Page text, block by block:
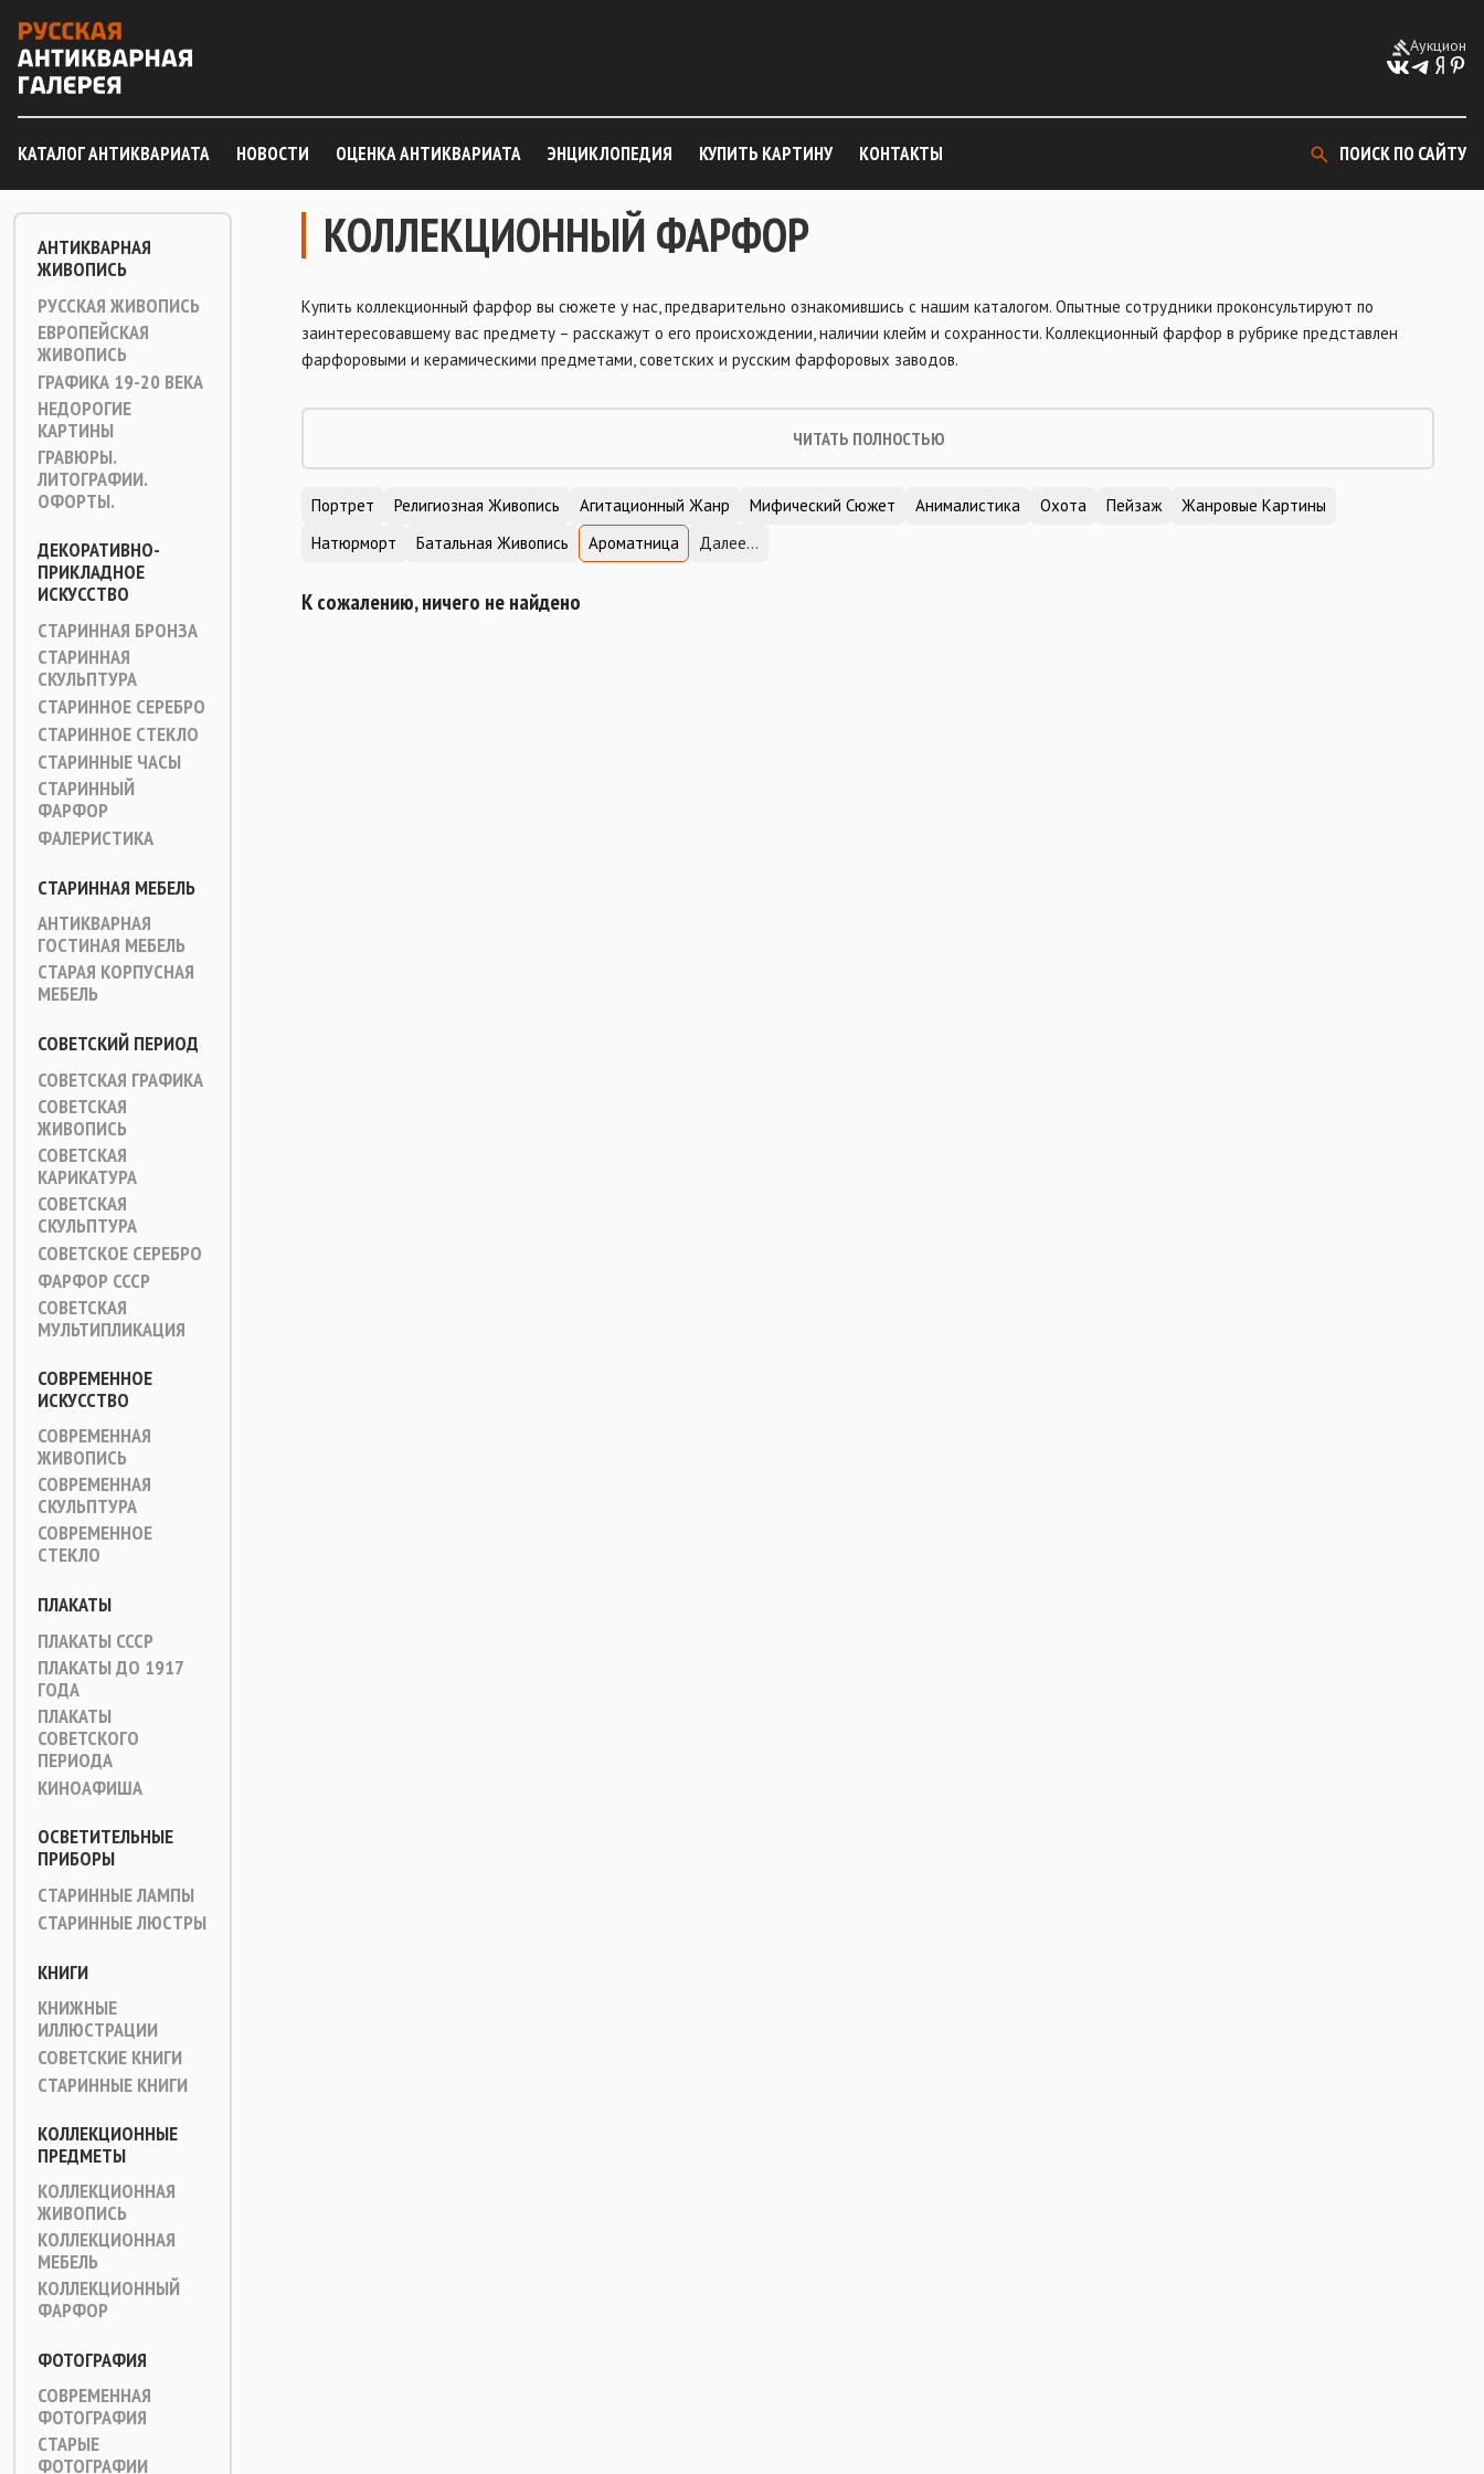
Аукцион
КАТАЛОГ АНТИКВАРИАТА НОВОСТИ ОЦЕНКА АНТИКВАРИАТА ЭНЦИКЛОПЕДИЯ КУПИТЬ КАРТИНУ КОНТАКТЫ ПОИСК ПО САЙТУ
АНТИКВАРНАЯ
ЖИВОПИСЬ
РУССКАЯ ЖИВОПИСЬ
ЕВРОПЕЙСКАЯ
ЖИВОПИСЬ
ГРАФИКА 19-20 ВЕКА
НЕДОРОГИЕ
КАРТИНЫ
ГРАВЮРЫ.
ЛИТОГРАФИИ.
ОФОРТЫ.
ДЕКОРАТИВНО-
ПРИКЛАДНОЕ
ИСКУССТВО
СТАРИННАЯ БРОНЗА
СТАРИННАЯ
СКУЛЬПТУРА
СТАРИННОЕ СЕРЕБРО
СТАРИННОЕ СТЕКЛО
СТАРИННЫЕ ЧАСЫ
СТАРИННЫЙ
ФАРФОР
ФАЛЕРИСТИКА
СТАРИННАЯ МЕБЕЛЬ
АНТИКВАРНАЯ
ГОСТИНАЯ МЕБЕЛЬ
СТАРАЯ КОРПУСНАЯ
МЕБЕЛЬ
СОВЕТСКИЙ ПЕРИОД
СОВЕТСКАЯ ГРАФИКА
СОВЕТСКАЯ
ЖИВОПИСЬ
СОВЕТСКАЯ
КАРИКАТУРА
СОВЕТСКАЯ
СКУЛЬПТУРА
СОВЕТСКОЕ СЕРЕБРО
ФАРФОР СССР
СОВЕТСКАЯ
МУЛЬТИПЛИКАЦИЯ
СОВРЕМЕННОЕ
ИСКУССТВО
СОВРЕМЕННАЯ
ЖИВОПИСЬ
СОВРЕМЕННАЯ
СКУЛЬПТУРА
СОВРЕМЕННОЕ
СТЕКЛО
ПЛАКАТЫ
ПЛАКАТЫ СССР
ПЛАКАТЫ ДО 1917
ГОДА
ПЛАКАТЫ
СОВЕТСКОГО
ПЕРИОДА
КИНОАФИША
ОСВЕТИТЕЛЬНЫЕ
ПРИБОРЫ
СТАРИННЫЕ ЛАМПЫ
СТАРИННЫЕ ЛЮСТРЫ
КНИГИ
КНИЖНЫЕ
ИЛЛЮСТРАЦИИ
СОВЕТСКИЕ КНИГИ
СТАРИННЫЕ КНИГИ
КОЛЛЕКЦИОННЫЕ
ПРЕДМЕТЫ
КОЛЛЕКЦИОННАЯ
ЖИВОПИСЬ
КОЛЛЕКЦИОННАЯ
МЕБЕЛЬ
КОЛЛЕКЦИОННЫЙ
ФАРФОР
ФОТОГРАФИЯ
СОВРЕМЕННАЯ
ФОТОГРАФИЯ
СТАРЫЕ
ФОТОГРАФИИ
КОЛЛЕКЦИОННЫЙ ФАРФОР
Купить коллекционный фарфор вы сюжете у нас, предварительно ознакомившись с нашим каталогом. Опытные сотрудники проконсультируют по
заинтересовавшему вас предмету – расскажут о его происхождении, наличии клейм и сохранности. Коллекционный фарфор в рубрике представлен
фарфоровыми и керамическими предметами, советских и русским фарфоровых заводов.
ЧИТАТЬ ПОЛНОСТЬЮ
Портрет Религиозная Живопись Агитационный Жанр Мифический Сюжет Анималистика Охота Пейзаж
Жанровые Картины
Натюрморт
Батальная Живопись Ароматница Далее...
К сожалению, ничего не найдено